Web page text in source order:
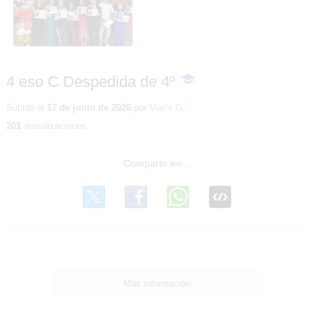
4 eso C Despedida de 4º
-
educativo
Subido el 17 de junio de 2026 por María G.
201 visualizaciones
Más información